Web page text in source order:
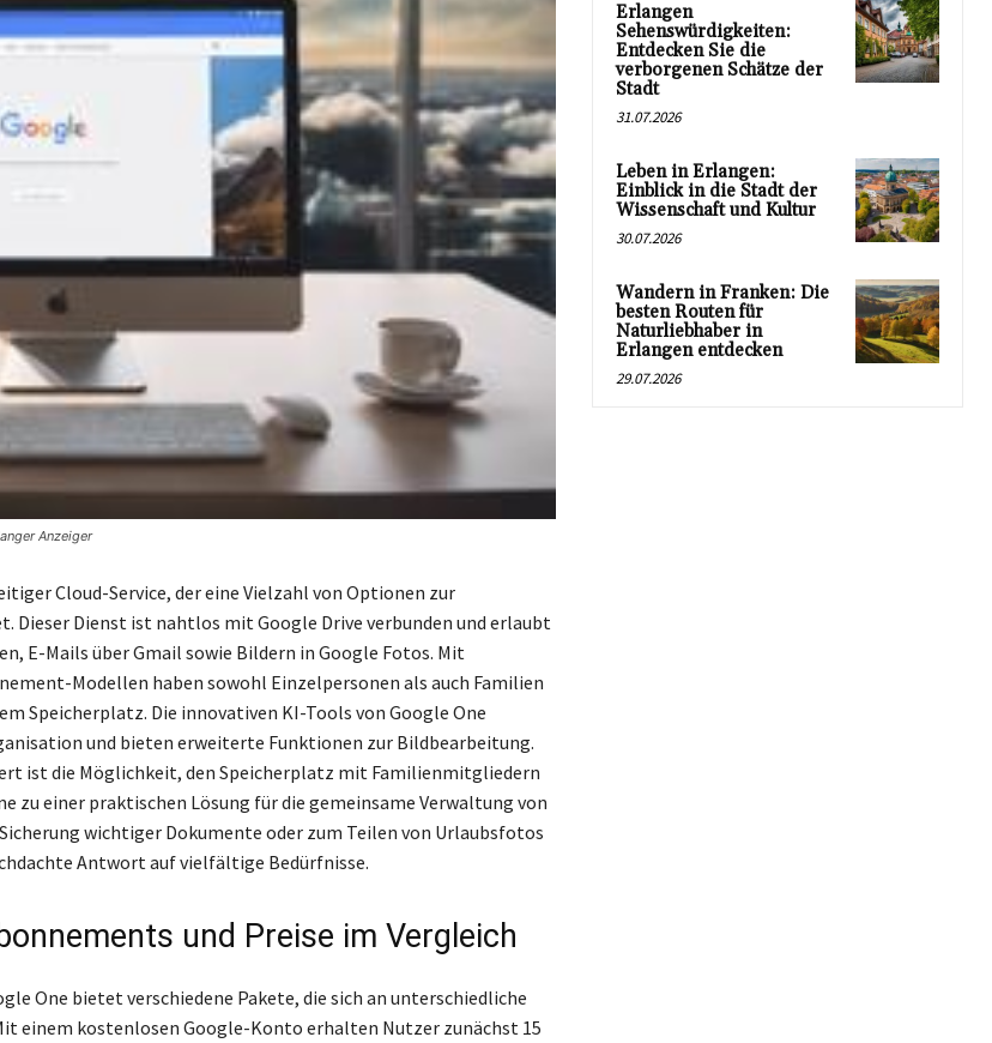
Anzeiger
Cloud-Service, der eine Vielzahl von Optionen zur
Dieser Dienst ist nahtlos mit Google Drive verbunden und erlaubt
E-Mails über Gmail sowie Bildern in Google Fotos. Mit
Modellen haben sowohl Einzelpersonen als auch Familien
Speicherplatz. Die innovativen KI-Tools von Google One
und bieten erweiterte Funktionen zur Bildbearbeitung.
ist die Möglichkeit, den Speicherplatz mit Familienmitgliedern
zu einer praktischen Lösung für die gemeinsame Verwaltung von
wichtiger Dokumente oder zum Teilen von Urlaubsfotos
Antwort auf vielfältige Bedürfnisse.
und Preise im Vergleich
One bietet verschiedene Pakete, die sich an unterschiedliche
einem kostenlosen Google-Konto erhalten Nutzer zunächst 15
Erlangen
Sehenswürdigkeiten:
Entdecken Sie die
verborgenen Schätze der
Stadt
31.07.2026
Leben in Erlangen:
Einblick in die Stadt der
Wissenschaft und Kultur
30.07.2026
Wandern in Franken: Die
besten Routen für
Naturliebhaber in
Erlangen entdecken
29.07.2026